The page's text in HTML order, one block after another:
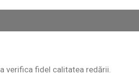
verifica fidel calitatea redării.